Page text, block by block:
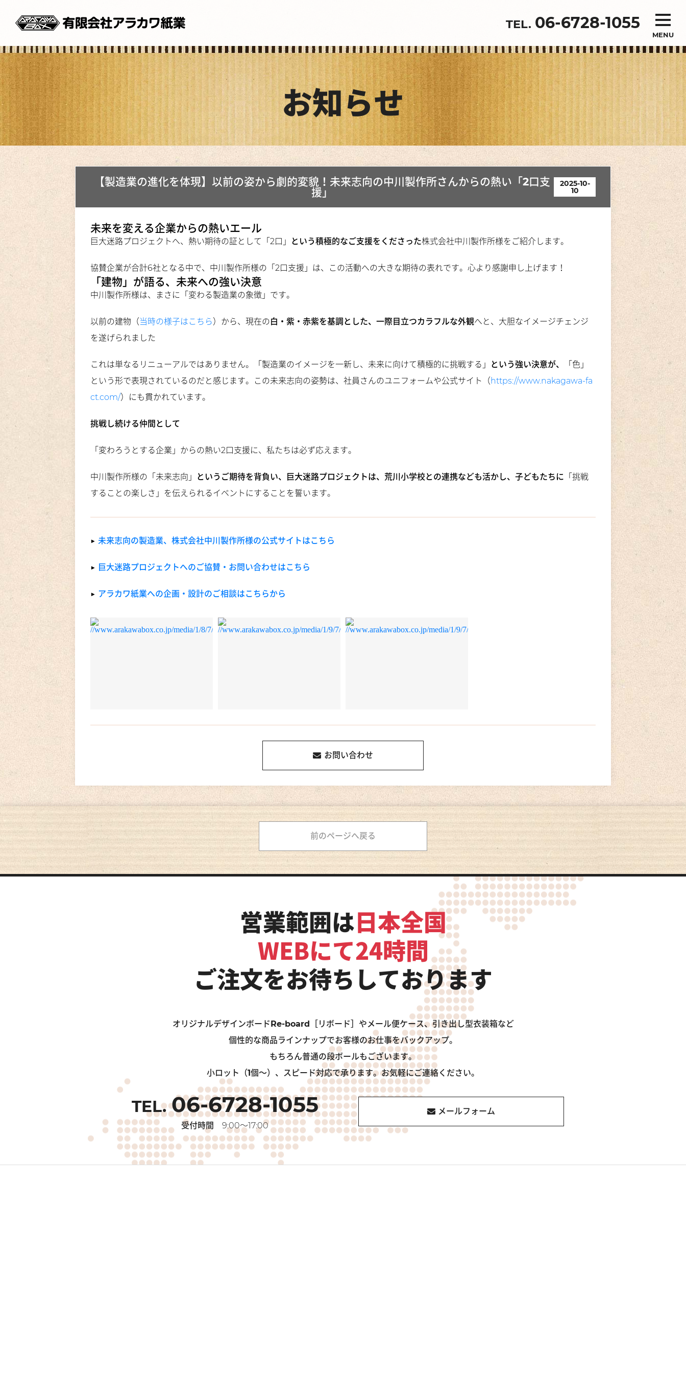
06-6728-1055
MENU
お知らせ
【製造業の進化を体現】以前の姿から劇的変貌！未来志向の中川製作所さんからの熱い「2口支
援」
2025-10-
10
未来を変える企業からの熱いエール
巨大迷路プロジェクトへ、熱い期待の証として「2口」 という積極的なご支援をくださった株式会社中川製作所様をご紹介します。
協賛企業が合計6社となる中で、中川製作所様の「2口支援」は、この活動への大きな期待の表れです。心より感謝申し上げます！
「建物」が語る、未来への強い決意
中川製作所様は、まさに「変わる製造業の象徴」です。
以前の建物（当時の様子はこちら）から、現在の白・紫・赤紫を基調とした、一際目立つカラフルな外観へと、大胆なイメージチェンジ
を遂げられました
これは単なるリニューアルではありません。「製造業のイメージを一新し、未来に向けて積極的に挑戦する」 という強い決意が、
「色」
という形で表現されているのだと感じます。この未来志向の姿勢は、社員さんのユニフォームや公式サイト（https://www.nakagawa-fa
ct.com/）にも貫かれています。
挑戦し続ける仲間として
「変わろうとする企業」からの熱い2口支援に、私たちは必ず応えます。
中川製作所様の「未来志向」 というご期待を背負い、巨大迷路プロジェクトは、荒川小学校との連携なども活かし、子どもたちに 「挑戦
することの楽しさ」を伝えられるイベントにすることを誓います。
▶︎ 未来志向の製造業、株式会社中川製作所様の公式サイトはこちら
▶︎ 巨大迷路プロジェクトへのご協賛・お問い合わせはこちら
▶︎ アラカワ紙業への企画・設計のご相談はこちらから
お問い合わせ
前のページへ戻る
営業範囲は日本全国
WEBにて24時間
ご注文をお待ちしております
オリジナルデザインボードRe-board［リボード］やメール便ケース、引き出し型衣装箱など
個性的な商品ラインナップでお客様のお仕事をバックアップ。
もちろん普通の段ボールもございます。
小ロット（1個～）、スピード対応で承ります。お気軽にご連絡ください。
06-6728-1055
受付時間 9:00～17:00
メールフォーム